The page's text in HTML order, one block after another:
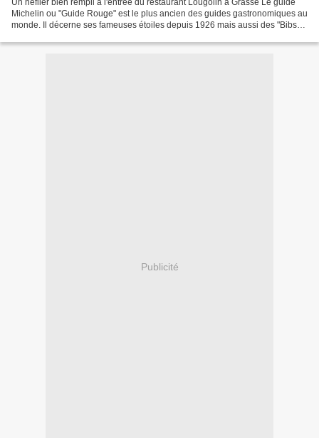
Michelin ou "Guide Rouge" est le plus ancien des guides gastronomiques au
monde. Il décerne ses fameuses étoiles depuis 1926 mais aussi des "Bibs
Publicité